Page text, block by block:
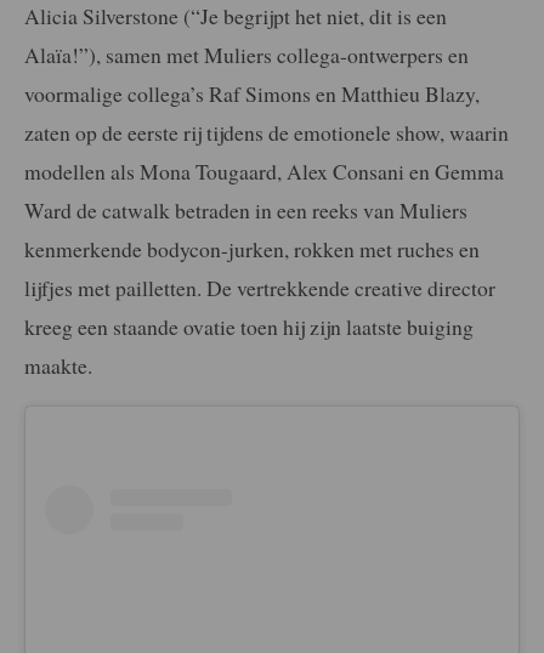
Alicia Silverstone (“Je begrijpt het niet, dit is een
Alaïa!”), samen met Muliers collega-ontwerpers en
voormalige collega’s Raf Simons en Matthieu Blazy,
zaten op de eerste rij tijdens de emotionele show, waarin
modellen als Mona Tougaard, Alex Consani en Gemma
Ward de catwalk betraden in een reeks van Muliers
kenmerkende bodycon-jurken, rokken met ruches en
lijfjes met pailletten. De vertrekkende creative director
kreeg een staande ovatie toen hij zijn laatste buiging
maakte.